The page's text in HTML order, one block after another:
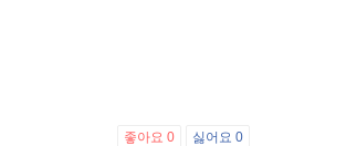
좋아요 0 싫어요 0